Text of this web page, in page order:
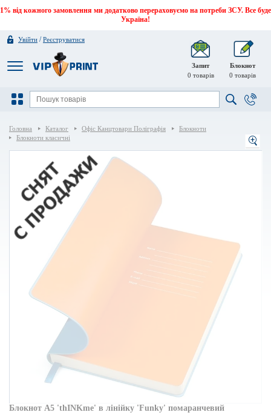
1% від кожного замовлення ми додатково перераховуємо на потреби ЗСУ. Все буде
Україна!
Увійти /Реєструватися
Запит
0 товарів
Блокнот
0 товарів
Головна Каталог Офіс Канцтовари Поліграфія
Блокноти
Блокноти класичні
Блокнот A5 'thINKme' в лінійку 'Funky' помаранчевий